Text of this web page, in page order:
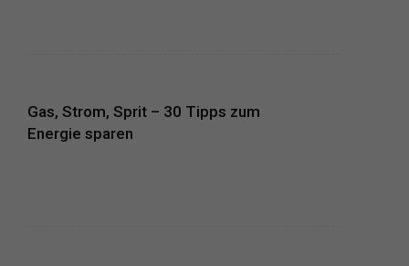
Gas, Strom, Sprit – 30 Tipps zum
Energie sparen